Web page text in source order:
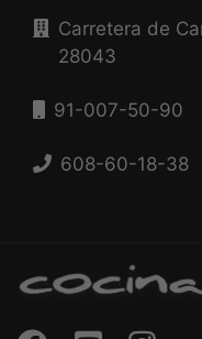
Carretera de
28043
91-007-50-90
608-60-18-38